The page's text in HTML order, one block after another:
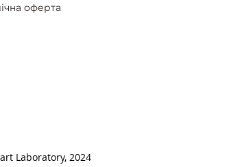
оферта
Laboratory, 2024